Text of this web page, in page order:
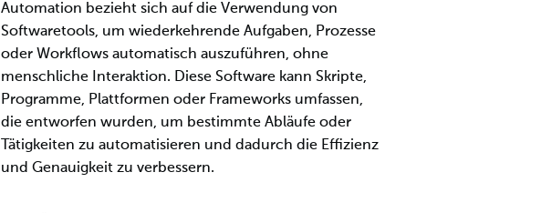
Automation bezieht sich auf die Verwendung von
Softwaretools, um wiederkehrende Aufgaben, Prozesse
oder Workflows automatisch auszuführen, ohne
menschliche Interaktion. Diese Software kann Skripte,
Programme, Plattformen oder Frameworks umfassen,
die entworfen wurden, um bestimmte Abläufe oder
Tätigkeiten zu automatisieren und dadurch die Effizienz
und Genauigkeit zu verbessern.